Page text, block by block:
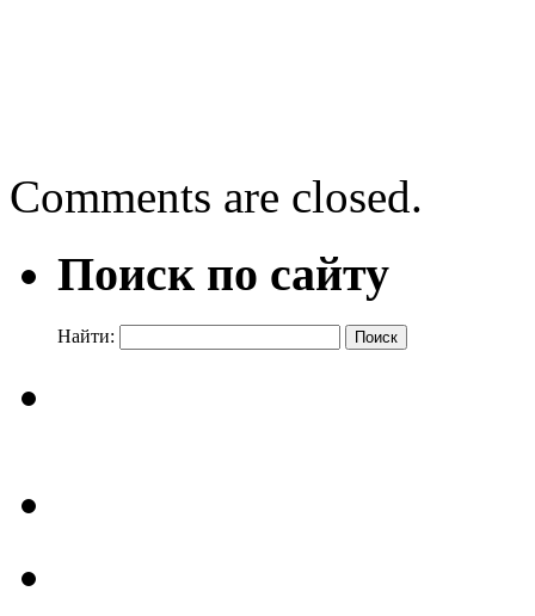
Comments are closed.
Поиск по сайту
Найти: